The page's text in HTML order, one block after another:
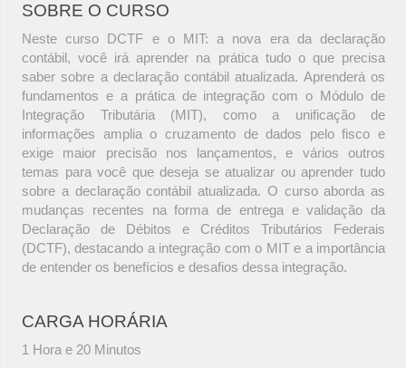
SOBRE O CURSO
Neste curso DCTF e o MIT: a nova era da declaração
contábil, você irá aprender na prática tudo o que precisa
saber sobre a declaração contábil atualizada. Aprenderá os
fundamentos e a prática de integração com o Módulo de
Integração Tributária (MIT), como a unificação de
informações amplia o cruzamento de dados pelo fisco e
exige maior precisão nos lançamentos, e vários outros
temas para você que deseja se atualizar ou aprender tudo
sobre a declaração contábil atualizada. O curso aborda as
mudanças recentes na forma de entrega e validação da
Declaração de Débitos e Créditos Tributários Federais
(DCTF), destacando a integração com o MIT e a importância
de entender os benefícios e desafios dessa integração.
CARGA HORÁRIA
1 Hora e 20 Minutos